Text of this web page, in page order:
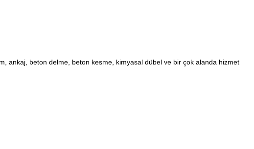
ankaj, beton delme, beton kesme, kimyasal dübel ve bir çok alanda hizmet